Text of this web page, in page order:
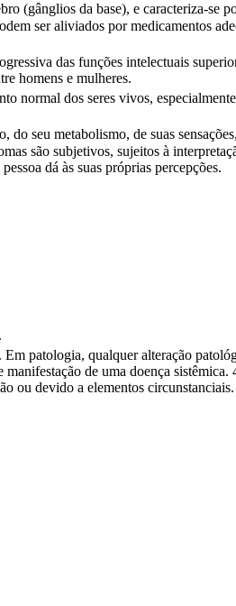
(gânglios da base), e caracteriza-se
ser aliviados por medicamentos
das funções intelectuais
homens e mulheres.
normal dos seres vivos,
seu metabolismo, de suas
são subjetivos, sujeitos à
dá às suas próprias percepções.
patologia, qualquer alteração
de uma doença
ou devido a elementos